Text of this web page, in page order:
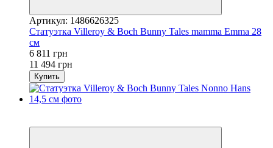
Артикул: 1486626325
Статуэтка Villeroy & Boch Bunny Tales mamma Emma 28
см
6 811 грн
11 494 грн
Купить